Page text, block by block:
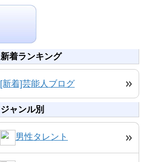
新着ランキング
[新着]芸能人ブログ
ジャンル別
男性タレント